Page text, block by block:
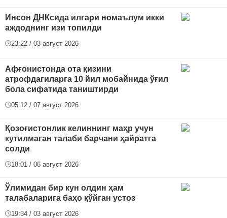
Инсон ДНКсида илгари номаълум икки
аждоднинг изи топилди
23:22 / 03 август 2026
Афғонистонда ота қизини
атрофдагиларга 10 йил мобайнида ўғил
бола сифатида таништирди
05:12 / 07 август 2026
Қозоғистонлик келиннинг маҳр учун
кутилмаган талаби барчани ҳайратга
солди
18:01 / 06 август 2026
Ўлимидан бир кун олдин ҳам
талабаларига баҳо қўйган устоз
19:34 / 03 август 2026